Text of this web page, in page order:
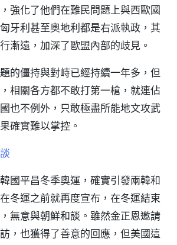
強化了他們在難民問題上與西歐國
牙利甚至奧地利都是右派執政，其
漸遠，加深了歐盟內部的歧見。
的僵持與對峙已經持續一年多，但
相關各方都不敢打第一槍，就連佔
也不例外，只敢極盡所能地文攻武
確實難以掌控。
國平昌冬季奧運，確實引發兩韓和
冬運之前就再度宣布，在冬運結束
無意與朝鮮和談。雖然金正恩邀請
，也獲得了善意的回應，但美國這